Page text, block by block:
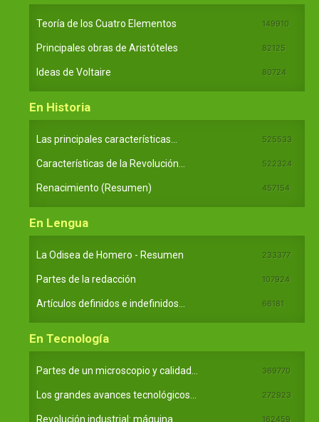
Teoría de los Cuatro Elementos 149910
Principales obras de Aristóteles 82125
Ideas de Voltaire 80724
En Historia
Las principales características... 525533
Características de la Revolución... 522324
Renacimiento (Resumen) 457154
En Lengua
La Odisea de Homero - Resumen 233377
Partes de la redacción 107924
Artículos definidos e indefinidos... 66181
En Tecnología
Partes de un microscopio y calidad... 369770
Los grandes avances tecnológicos... 272923
Revolución industrial: máquina... 162459